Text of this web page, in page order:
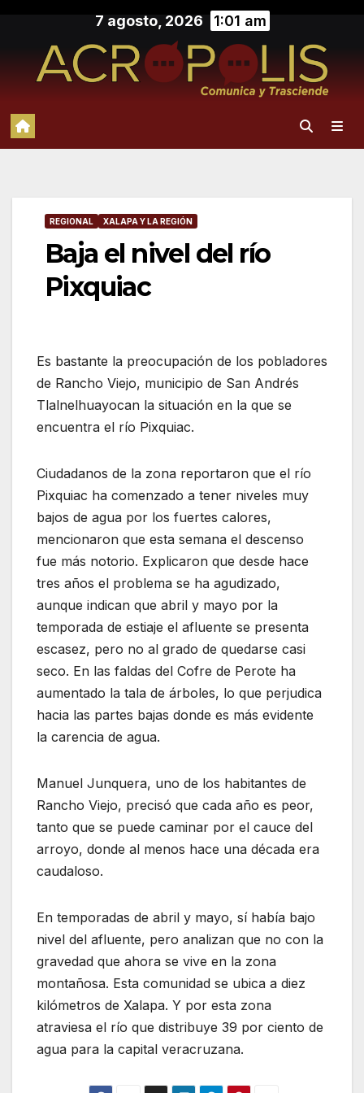
contenido
7 agosto, 2026 1:01 am
REGIONAL XALAPA Y LA REGIÓN
Baja el nivel del río
Pixquiac
Es bastante la preocupación de los pobladores
de Rancho Viejo, municipio de San Andrés
Tlalnelhuayocan la situación en la que se
encuentra el río Pixquiac.
Ciudadanos de la zona reportaron que el río
Pixquiac ha comenzado a tener niveles muy
bajos de agua por los fuertes calores,
mencionaron que esta semana el descenso
fue más notorio. Explicaron que desde hace
tres años el problema se ha agudizado,
aunque indican que abril y mayo por la
temporada de estiaje el afluente se presenta
escasez, pero no al grado de quedarse casi
seco. En las faldas del Cofre de Perote ha
aumentado la tala de árboles, lo que perjudica
hacia las partes bajas donde es más evidente
la carencia de agua.
Manuel Junquera, uno de los habitantes de
Rancho Viejo, precisó que cada año es peor,
tanto que se puede caminar por el cauce del
arroyo, donde al menos hace una década era
caudaloso.
En temporadas de abril y mayo, sí había bajo
nivel del afluente, pero analizan que no con la
gravedad que ahora se vive en la zona
montañosa. Esta comunidad se ubica a diez
kilómetros de Xalapa. Y por esta zona
atraviesa el río que distribuye 39 por ciento de
agua para la capital veracruzana.